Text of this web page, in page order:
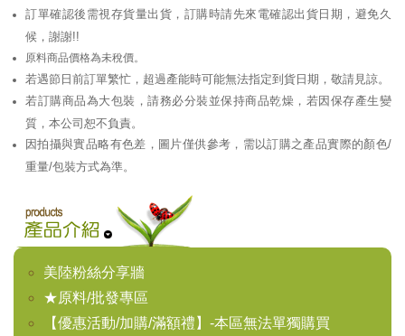
訂單確認後需視存貨量出貨，訂購時請先來電確認出貨日期，避免久
候，謝謝!!
原料商品價格為未稅價。
若遇節日前訂單繁忙，超過產能時可能無法指定到貨日期，敬請見諒。
若訂購商品為大包裝，請務必分裝並保持商品乾燥，若因保存產生變
質，本公司恕不負責。
因拍攝與實品略有色差，圖片僅供參考，需以訂購之產品實際的顏色/
重量/包裝方式為準。
美陸粉絲分享牆
★原料/批發專區
【優惠活動/加購/滿額禮】-本區無法單獨購買